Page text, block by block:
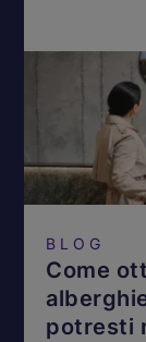
BLOG
Come
potresti